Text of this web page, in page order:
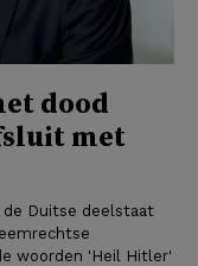
dood
met
de Duitse deelstaat
woorden 'Heil Hitler'